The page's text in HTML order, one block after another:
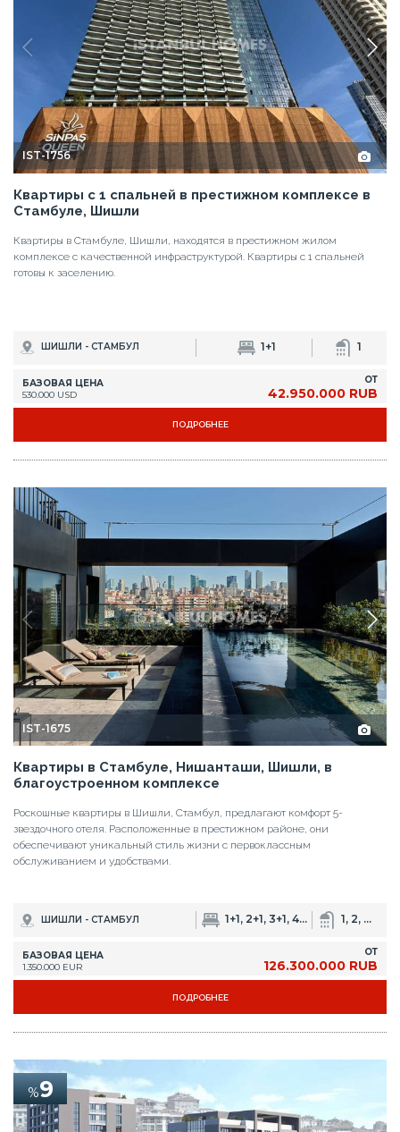
IST-1756
Квартиры с 1 спальней в престижном комплексе в
Стамбуле, Шишли
Квартиры в Стамбуле, Шишли, находятся в престижном жилом
комплексе с качественной инфраструктурой. Квартиры с 1 спальней
готовы к заселению.
ШИШЛИ - СТАМБУЛ 1+1 1
БАЗОВАЯ ЦЕНА
530.000 USD
ОТ
42.950.000 RUB
ПОДРОБНЕЕ
IST-1675
Квартиры в Стамбуле, Нишанташи, Шишли, в
благоустроенном комплексе
Роскошные квартиры в Шишли, Стамбул, предлагают комфорт 5-
звездочного отеля. Расположенные в престижном районе, они
обеспечивают уникальный стиль жизни с первоклассным
обслуживанием и удобствами.
ШИШЛИ - СТАМБУЛ 1+1, 2+1, 3+1, 4+1, 8+1 1, 2, 3, 4
БАЗОВАЯ ЦЕНА
1.350.000 EUR
ОТ
126.300.000 RUB
ПОДРОБНЕЕ
%9